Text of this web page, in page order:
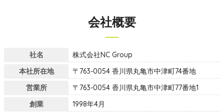
会社概要
社名
株式会社NC Group
本社所在地
〒763-0054 香川県丸亀市中津町74番地
営業所
〒763-0054 香川県丸亀市中津町77番地1
創業
1998年4月